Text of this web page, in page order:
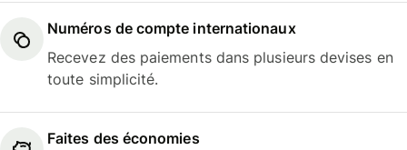
Numéros de compte internationaux
Recevez des paiements dans plusieurs devises en
toute simplicité.
Faites des économies